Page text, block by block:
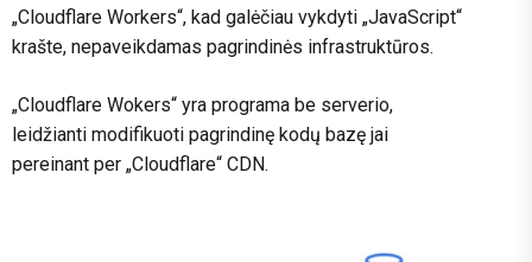
„Cloudflare Workers“, kad galėčiau vykdyti „JavaScript“
krašte, nepaveikdamas pagrindinės infrastruktūros.
„Cloudflare Wokers“ yra programa be serverio,
leidžianti modifikuoti pagrindinę kodų bazę jai
pereinant per „Cloudflare“ CDN.